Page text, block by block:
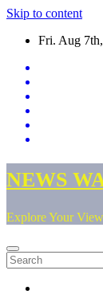
Skip to content
Fri. Aug
NEWS
Explore Your